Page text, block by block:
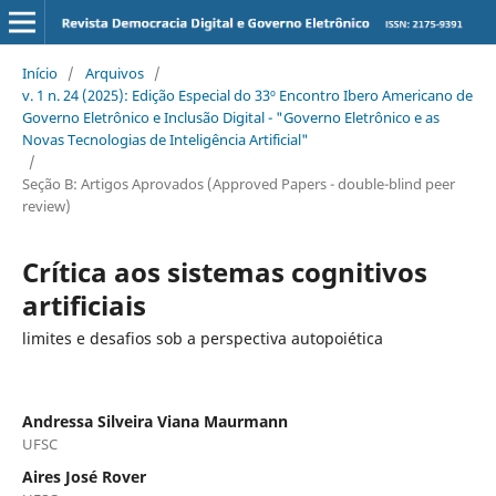
Início / Arquivos /
v. 1 n. 24 (2025): Edição Especial do 33º Encontro Ibero Americano de
Governo Eletrônico e Inclusão Digital - "Governo Eletrônico e as
Novas Tecnologias de Inteligência Artificial"
/
Seção B: Artigos Aprovados (Approved Papers - double-blind peer
review)
Crítica aos sistemas cognitivos
artificiais
limites e desafios sob a perspectiva autopoiética
Andressa Silveira Viana Maurmann
UFSC
Aires José Rover